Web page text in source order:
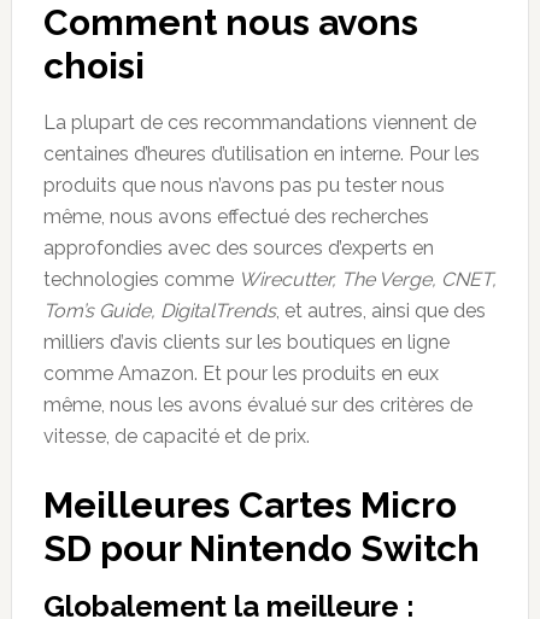
Comment nous avons
choisi
La plupart de ces recommandations viennent de
centaines d’heures d’utilisation en interne. Pour les
produits que nous n’avons pas pu tester nous
même, nous avons effectué des recherches
approfondies avec des sources d’experts en
technologies comme Wirecutter, The Verge, CNET,
Tom’s Guide, DigitalTrends, et autres, ainsi que des
milliers d’avis clients sur les boutiques en ligne
comme Amazon. Et pour les produits en eux
même, nous les avons évalué sur des critères de
vitesse, de capacité et de prix.
Meilleures Cartes Micro
SD pour Nintendo Switch
Globalement la meilleure :